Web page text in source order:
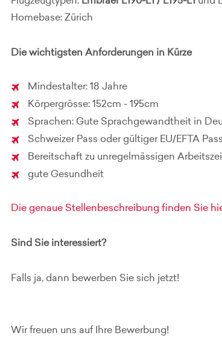
Homebase: Zürich
Die wichtigsten Anforderungen in Kürze
Mindestalter: 18 Jahre
Körpergrösse: 152cm - 195cm
Sprachen: Gute Sprachgewandtheit in
Schweizer Pass oder gültiger EU/EFTA
Bereitschaft zu unregelmässigen
gute Gesundheit
Die genaue Stellenbeschreibung finden Sie
Sind Sie interessiert?
Falls ja, dann bewerben Sie sich jetzt!
Wir freuen uns auf Ihre Bewerbung!